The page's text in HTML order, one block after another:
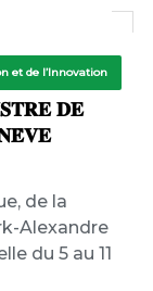
et de l’Innovation
𝐃𝐄
de la
Alexandre
du 5 au 11